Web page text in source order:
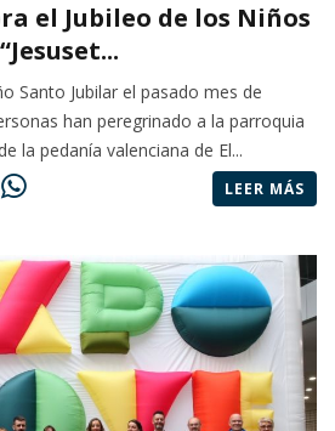
el Jubileo de los Niños
Santo Jubilar el pasado mes de
han peregrinado a la parroquia
la pedanía valenciana de El...
LEER MÁS